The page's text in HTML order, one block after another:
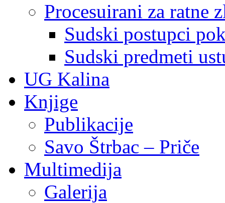
Procesuirani za ratne
Sudski postupci
Sudski predmeti
UG Kalina
Knjige
Publikacije
Savo Štrbac – Priče
Multimedija
Galerija